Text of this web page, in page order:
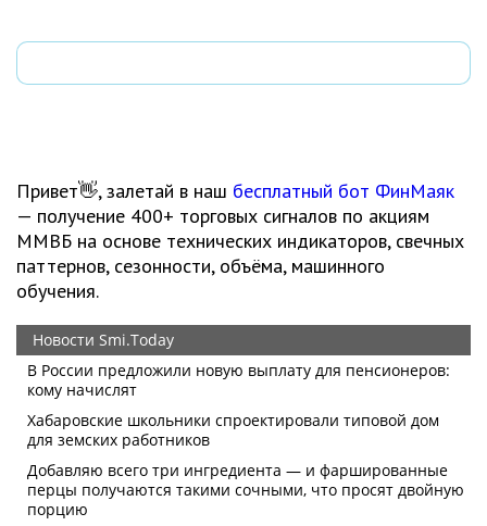
Привет👋, залетай в наш бесплатный бот ФинМаяк
— получение 400+ торговых сигналов по акциям
ММВБ на основе технических индикаторов, свечных
паттернов, сезонности, объёма, машинного
обучения.